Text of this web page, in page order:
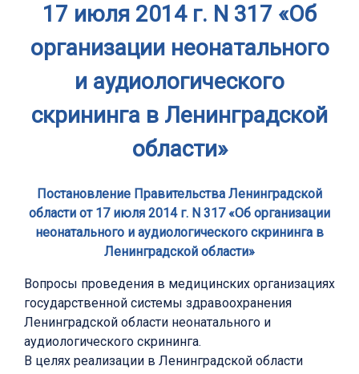
17 июля 2014 г. N 317 «Об
организации неонатального
и аудиологического
скрининга в Ленинградской
области»
Постановление Правительства Ленинградской
области от 17 июля 2014 г. N 317 «Об организации
неонатального и аудиологического скрининга в
Ленинградской области»
Вопросы проведения в медицинских организациях
государственной системы здравоохранения
Ленинградской области неонатального и
аудиологического скрининга.
В целях реализации в Ленинградской области